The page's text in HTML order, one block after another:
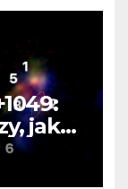
jak
i